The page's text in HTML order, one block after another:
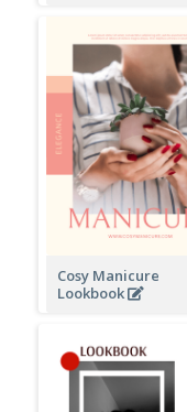
Cosy Manicure
Lookbook